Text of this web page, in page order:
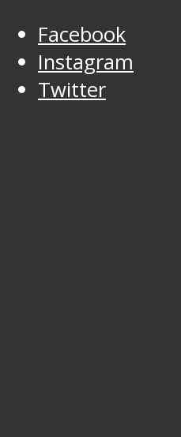
Facebook
Instagram
Twitter